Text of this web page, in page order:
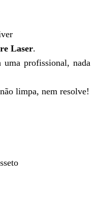
Laser.
uma profissional, nada
limpa, nem resolve!